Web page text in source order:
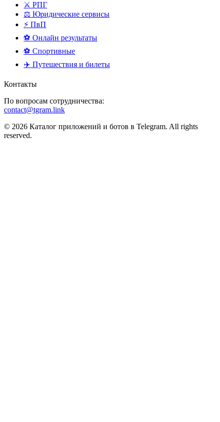
⚔️ РПГ
⚖️ Юридические сервисы
⚡ ПвП
⚽ Онлайн результаты
⚽ Спортивные
✈️ Путешествия и билеты
Контакты
По вопросам сотрудничества:
contact@tgram.link
© 2026 Каталог приложений и ботов в Telegram. All rights
reserved.